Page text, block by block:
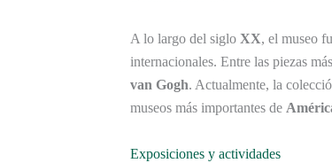
A lo largo del siglo XX, el museo
internacionales. Entre las piezas
van Gogh. Actualmente, la
museos más importantes de
Exposiciones y actividades